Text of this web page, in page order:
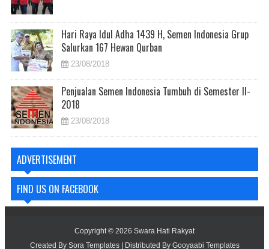
Hari Raya Idul Adha 1439 H, Semen Indonesia Grup
Salurkan 167 Hewan Qurban
23/08/2018
Penjualan Semen Indonesia Tumbuh di Semester II-
2018
23/08/2018
ADVERTISEMENT
FIND US ON FACEBOOK
Copyright © 2026 Swara Hati Rakyat
Created By Sora Templates| Distributed By Gooyaabi Templates